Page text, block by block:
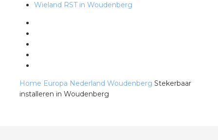
Wieland RST in Woudenberg
Home Europa Nederland Woudenberg Stekerbaar
installeren in Woudenberg